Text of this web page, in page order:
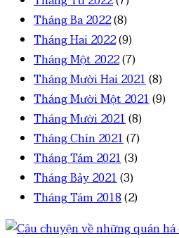
Tháng Ba 2022(8)
Tháng Hai 2022(9)
Tháng Một 2022(7)
Tháng Mười Hai 2021(8)
Tháng Mười Một 2021(9)
Tháng Mười 2021(8)
Tháng Chín 2021(7)
Tháng Tám 2021(3)
Tháng Bảy 2021(3)
Tháng Tám 2018(2)